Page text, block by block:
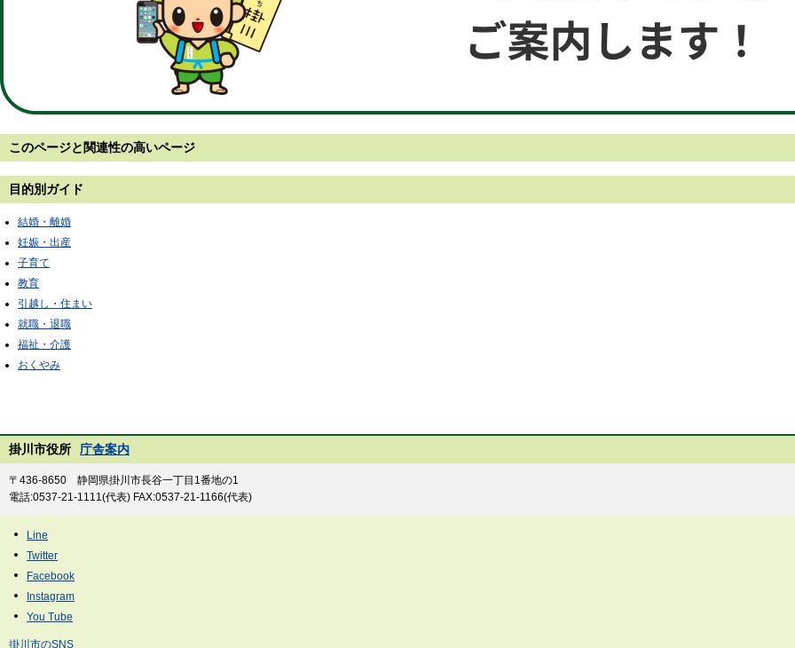
このページと 関連性の高いページ
目的別ガイド
結婚・離婚
妊娠・出産
子育て
教育
引越し・住まい
就職・退職
福祉・介護
おくやみ
掛川市役所 庁舎案内
〒436-8650 静岡県掛川市長谷一丁目1番地の1
電話:0537-21-1111(代表) FAX:0537-21-1166(代表)
掛川市のSNS